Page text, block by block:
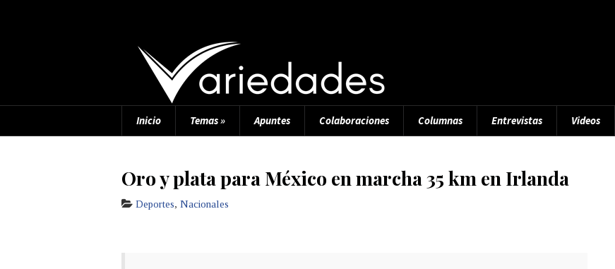
Inicio Temas» Apuntes Colaboraciones Columnas Entrevistas Videos
Oro y plata para México en marcha 35 km en Irlanda
Deportes, Nacionales